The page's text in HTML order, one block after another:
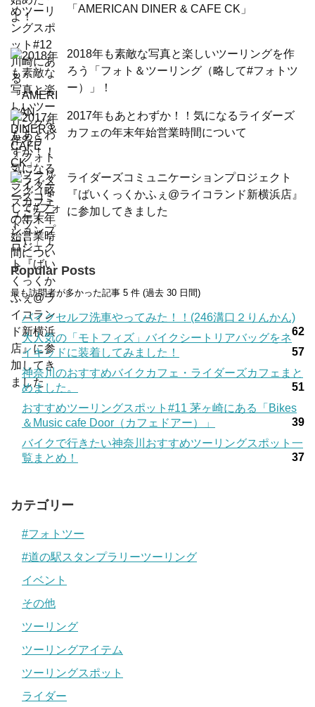
「AMERICAN DINER & CAFE CK」
2018年も素敵な写真と楽しいツーリングを作
ろう「フォト＆ツーリング（略して#フォトツ
ー）」！
2017年もあとわずか！！気になるライダーズ
カフェの年末年始営業時間について
ライダーズコミュニケーションプロジェクト
『ばいくっくかふぇ@ライコランド新横浜店』
に参加してきました
Popular Posts
最も訪問者が多かった記事 5 件 (過去 30 日間)
バイクセルフ洗車やってみた！！(246溝口２りんかん)
62
大人気の「モトフィズ」バイクシートリアバッグをネ
イキッドに装着してみました！
57
神奈川のおすすめバイクカフェ・ライダーズカフェまと
めました。
51
おすすめツーリングスポット#11 茅ヶ崎にある「Bikes
＆Music cafe Door（カフェドアー）」
39
バイクで行きたい神奈川おすすめツーリングスポット一
覧まとめ！
37
カテゴリー
#フォトツー
#道の駅スタンプラリーツーリング
イベント
その他
ツーリング
ツーリングアイテム
ツーリングスポット
ライダー